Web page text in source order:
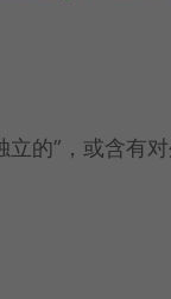
的”，或含有